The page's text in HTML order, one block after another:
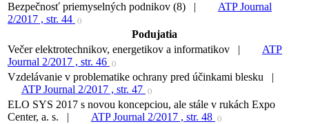
Bezpečnosť priemyselných podnikov (8) |
ATP Journal
2/2017 , str. 44
()
Podujatia
Večer elektrotechnikov, energetikov a informatikov |
ATP
Journal 2/2017 , str. 46
()
Vzdelávanie v problematike ochrany pred účinkami blesku |
ATP Journal 2/2017 , str. 47
()
ELO SYS 2017 s novou koncepciou, ale stále v rukách Expo
Center, a. s. |
ATP Journal 2/2017 , str. 48 ()